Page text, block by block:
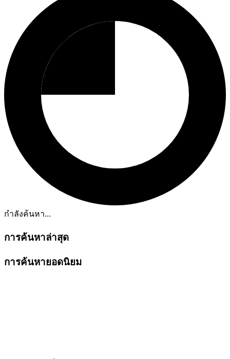
กำลังค้นหา...
การค้นหาล่าสุด
การค้นหายอดนิยม